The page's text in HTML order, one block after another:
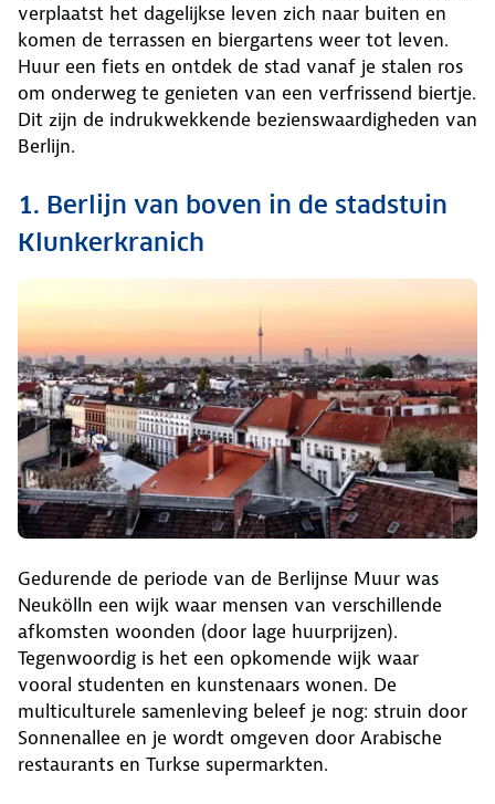
verplaatst het dagelijkse leven zich naar buiten en
komen de terrassen en biergartens weer tot leven.
Huur een fiets en ontdek de stad vanaf je stalen ros
om onderweg te genieten van een verfrissend biertje.
Dit zijn de indrukwekkende bezienswaardigheden van
Berlijn.
1. Berlijn van boven in de stadstuin
Klunkerkranich
Gedurende de periode van de Berlijnse Muur was
Neukölln een wijk waar mensen van verschillende
afkomsten woonden (door lage huurprijzen).
Tegenwoordig is het een opkomende wijk waar
vooral studenten en kunstenaars wonen. De
multiculturele samenleving beleef je nog: struin door
Sonnenallee en je wordt omgeven door Arabische
restaurants en Turkse supermarkten.